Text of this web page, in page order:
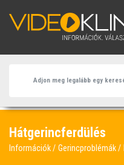
Hátgerincferdülés
Információk Gerincproblémák